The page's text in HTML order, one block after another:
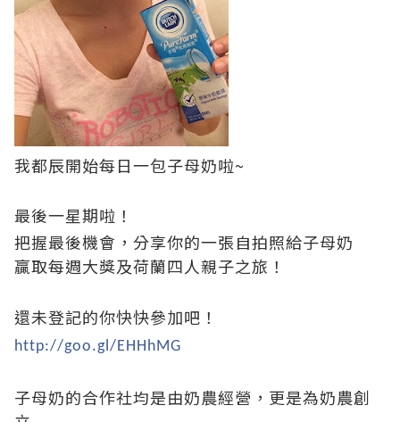
我都辰開始每日一包子母奶啦~
最後一星期啦！
把握最後機會， 分享你的一張自拍照給子母奶
贏取每週大獎及荷蘭四人親子之旅！
還未登記的你快快參加吧！
http://goo.gl/EHHhMG
子母奶的合作社均是由奶農經營，更是為奶農創